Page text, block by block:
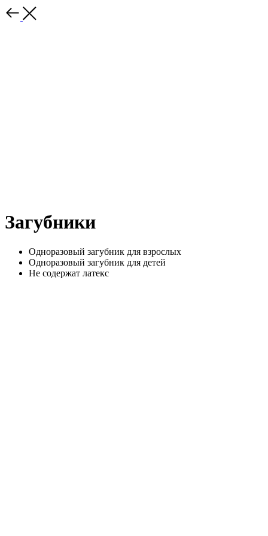
Загубники
Одноразовый загубник для взрослых
Одноразовый загубник для детей
Не содержат латекс